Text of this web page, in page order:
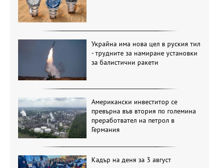
Украйна има нова цел в руския тил
- трудните за намиране установки
за балистични ракети
Американски инвеститор се
превърна във втория по големина
преработвател на петрол в
Германия
Кадър на деня за 3 август